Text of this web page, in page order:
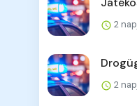
2
2